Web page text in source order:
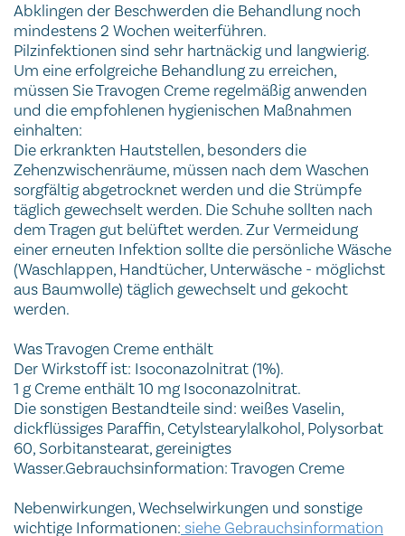
Abklingen der Beschwerden die Behandlung noch
mindestens 2 Wochen weiterführen.
Pilzinfektionen sind sehr hartnäckig und langwierig.
Um eine erfolgreiche Behandlung zu erreichen,
müssen Sie Travogen Creme regelmäßig anwenden
und die empfohlenen hygienischen Maßnahmen
einhalten:
Die erkrankten Hautstellen, besonders die
Zehenzwischenräume, müssen nach dem Waschen
sorgfältig abgetrocknet werden und die Strümpfe
täglich gewechselt werden. Die Schuhe sollten nach
dem Tragen gut belüftet werden. Zur Vermeidung
einer erneuten Infektion sollte die persönliche Wäsche
(Waschlappen, Handtücher, Unterwäsche - möglichst
aus Baumwolle) täglich gewechselt und gekocht
werden.
Was Travogen Creme enthält
Der Wirkstoff ist: Isoconazolnitrat (1%).
1 g Creme enthält 10 mg Isoconazolnitrat.
Die sonstigen Bestandteile sind: weißes Vaselin,
dickflüssiges Paraffin, Cetylstearylalkohol, Polysorbat
60, Sorbitanstearat, gereinigtes
Wasser.Gebrauchsinformation: Travogen Creme
Nebenwirkungen, Wechselwirkungen und sonstige
wichtige Informationen: siehe Gebrauchsinformation